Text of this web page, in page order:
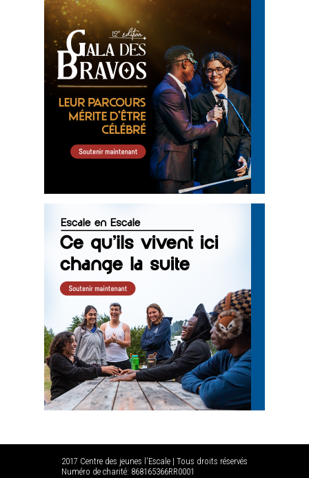
2017 Centre des jeunes l'Escale | Tous droits réservés
Numéro de charité: 868165366RR0001